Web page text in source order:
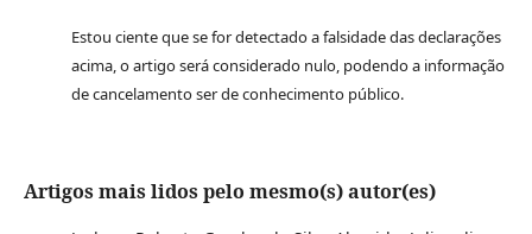
Estou ciente que se for detectado a falsidade das declarações
acima, o artigo será considerado nulo, podendo a informação
de cancelamento ser de conhecimento público.
Artigos mais lidos pelo mesmo(s) autor(es)